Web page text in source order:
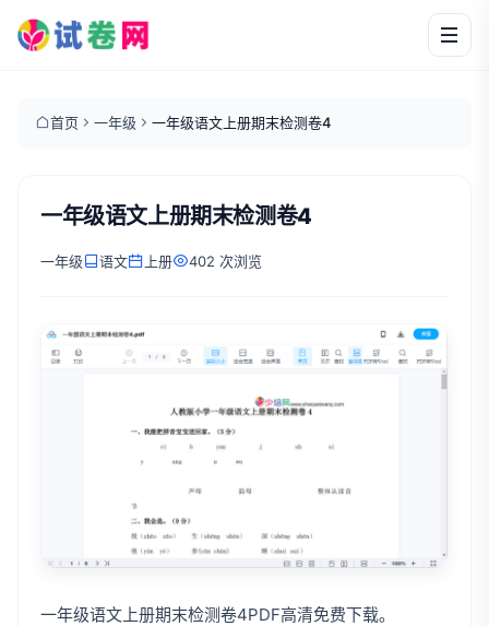
首页 一年级 一年级语文上册期末检测卷4
一年级语文上册期末检测卷4
一年级 语文 上册 402 次浏览
一年级语文上册期末检测卷4PDF高清免费下载。